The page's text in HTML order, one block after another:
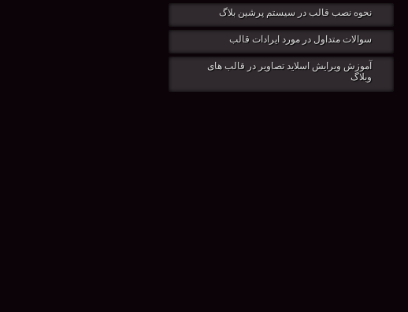
نحوه نصب قالب در سيستم پرشين بلاگ
سوالات متداول در مورد ایرادات قالب
آموزش ویرایش اسلاید تصاویر در قالب های
وبلاگ